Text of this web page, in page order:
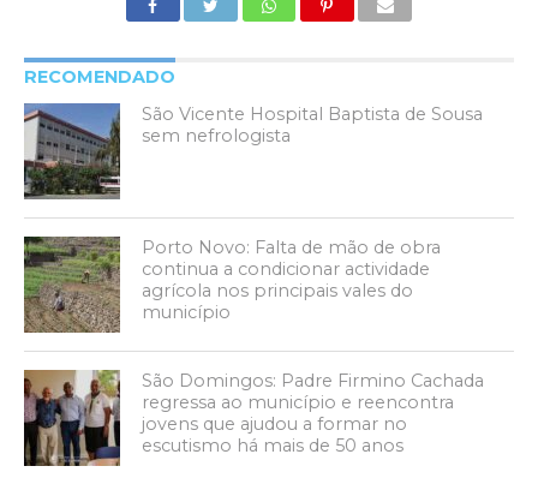
RECOMENDADO
São Vicente Hospital Baptista de Sousa
sem nefrologista
Porto Novo: Falta de mão de obra
continua a condicionar actividade
agrícola nos principais vales do
município
São Domingos: Padre Firmino Cachada
regressa ao município e reencontra
jovens que ajudou a formar no
escutismo há mais de 50 anos